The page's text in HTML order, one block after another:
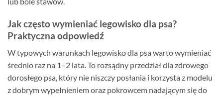
Jak często wymieniać legowisko dla psa?
Praktyczna odpowiedź
W typowych warunkach legowisko dla psa warto wymieniać
średnio raz na 1–2 lata. To rozsądny przedział dla zdrowego
dorosłego psa, który nie niszczy posłania i korzysta z modelu
z dobrym wypełnieniem oraz pokrowcem nadającym się do